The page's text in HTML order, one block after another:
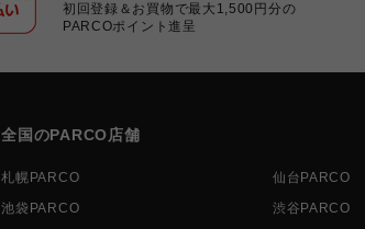
初回登録＆お買物で最大1,500円分の
PARCOポイント進呈
全国のPARCO店舗
札幌PARCO 仙台PARCO
池袋PARCO
渋谷PARCO